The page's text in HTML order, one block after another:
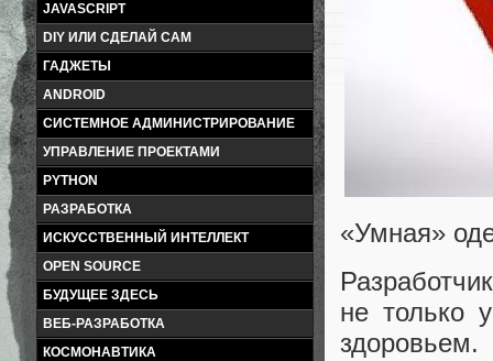
JAVASCRIPT
DIY ИЛИ СДЕЛАЙ САМ
ГАДЖЕТЫ
ANDROID
СИСТЕМНОЕ АДМИНИСТРИРОВАНИЕ
УПРАВЛЕНИЕ ПРОЕКТАМИ
PYTHON
РАЗРАБОТКА
ИСКУССТВЕННЫЙ ИНТЕЛЛЕКТ
OPEN SOURCE
БУДУЩЕЕ ЗДЕСЬ
ВЕБ-РАЗРАБОТКА
КОСМОНАВТИКА
«Умная»
не только
здоровьем.